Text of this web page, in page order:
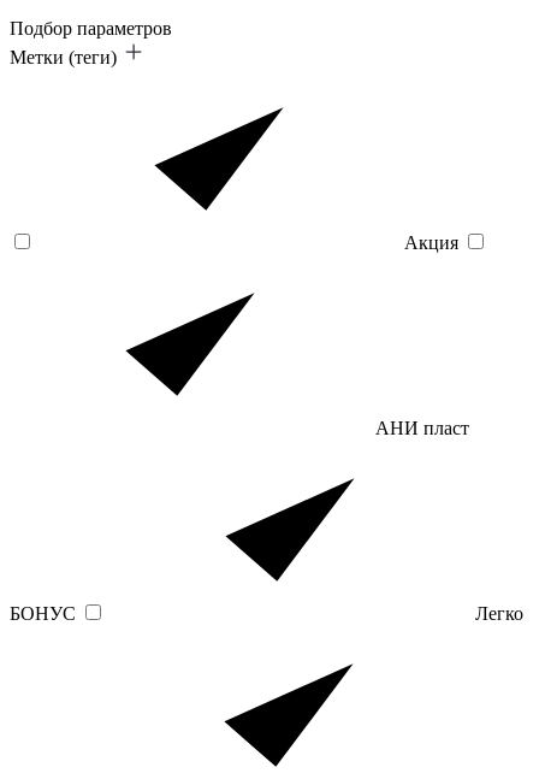
Подбор параметров
Метки (теги)
Акция
АНИ пласт
БОНУС Легко